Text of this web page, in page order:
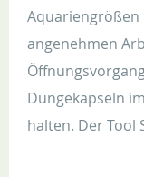
Aquariengrößen
angenehmen
Düngekapseln
halten. Der Tool